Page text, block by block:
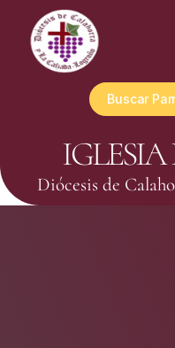
Buscar
Diócesis de